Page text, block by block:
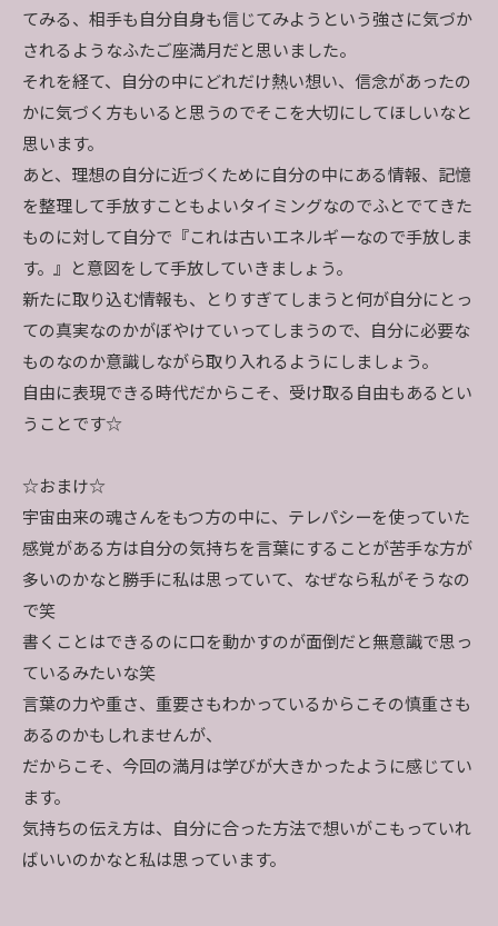
てみる、相手も自分自身も信じてみようという強さに気づか
されるようなふたご座満月だと思いました。
それを経て、自分の中にどれだけ熱い想い、信念があったの
かに気づく方もいると思うのでそこを大切にしてほしいなと
思います。
あと、理想の自分に近づくために自分の中にある情報、記憶
を整理して手放すこともよいタイミングなのでふとでてきた
ものに対して自分で『これは古いエネルギーなので手放しま
す。』と意図をして手放していきましょう。
新たに取り込む情報も、とりすぎてしまうと何が自分にとっ
ての真実なのかがぼやけていってしまうので、自分に必要な
ものなのか意識しながら取り入れるようにしましょう。
自由に表現できる時代だからこそ、受け取る自由もあるとい
うことです☆
☆おまけ☆
宇宙由来の魂さんをもつ方の中に、テレパシーを使っていた
感覚がある方は自分の気持ちを言葉にすることが苦手な方が
多いのかなと勝手に私は思っていて、なぜなら私がそうなの
で笑
書くことはできるのに口を動かすのが面倒だと無意識で思っ
ているみたいな笑
言葉の力や重さ、重要さもわかっているからこその慎重さも
あるのかもしれませんが、
だからこそ、今回の満月は学びが大きかったように感じてい
ます。
気持ちの伝え方は、自分に合った方法で想いがこもっていれ
ばいいのかなと私は思っています。